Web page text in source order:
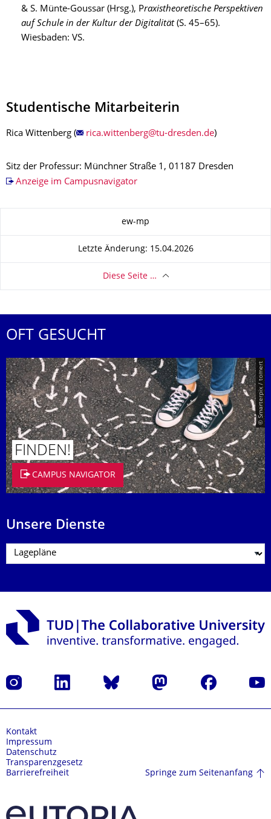
& S. Münte-Goussar (Hrsg.), Praxistheoretische Perspektiven
auf Schule in der Kultur der Digitalität(S. 45–65).
Wiesbaden: VS.
Studentische Mitarbeiterin
Rica Wittenberg ( )
Sitz der Professur: Münchner Straße 1, 01187 Dresden
Anzeige im Campusnavigator
ew-mp
Letzte Änderung: 15.04.2026
Diese Seite …
OFT GESUCHT
© Smarterpix / tomert
FINDEN!
CAMPUS NAVIGATOR
Unsere Dienste
Instagram LinkedIn Bluesky Mastodon Facebook
Kontakt
Impressum
Datenschutz
Transparenzgesetz
Barrierefreiheit
Springe zum Seitenanfang